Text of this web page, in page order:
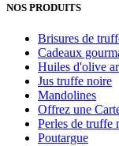
NOS PRODUITS
Brisures de
Cadeaux
Huiles d'olive
Jus truffe noire
Mandolines
Offrez une
Perles de truffe
Poutargue